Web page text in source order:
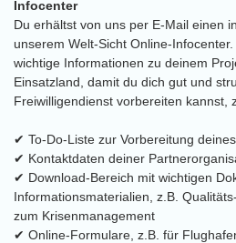
Infocenter
Du erhältst von uns per E-Mail einen
unserem Welt-Sicht Online-
wichtige Informationen zu deinem
Einsatzland, damit du dich gut und
Freiwilligendienst vorbereiten kannst,
✔ To-Do-Liste zur Vorbereitung
✔ Kontaktdaten deiner
✔ Download-Bereich mit wichtigen
Informationsmaterialien, z.B.
zum Krisenmanagement
✔ Online-Formulare, z.B. für